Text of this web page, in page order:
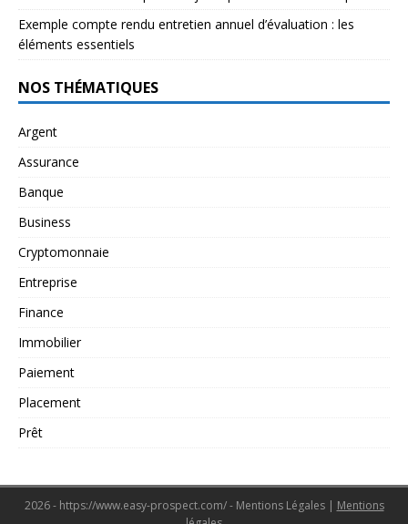
Exemple compte rendu entretien annuel d’évaluation : les
éléments essentiels
NOS THÉMATIQUES
Argent
Assurance
Banque
Business
Cryptomonnaie
Entreprise
Finance
Immobilier
Paiement
Placement
Prêt
2026 - https://www.easy-prospect.com/ - Mentions Légales | Mentions